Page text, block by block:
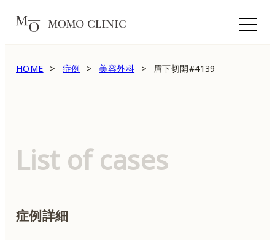
HOME 症例 美容外科 眉下切開#4139
List of cases
症例詳細